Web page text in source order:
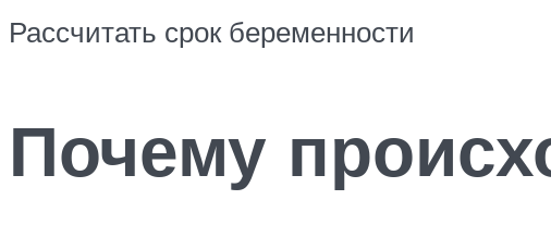
Рассчитать срок беременности
Почему